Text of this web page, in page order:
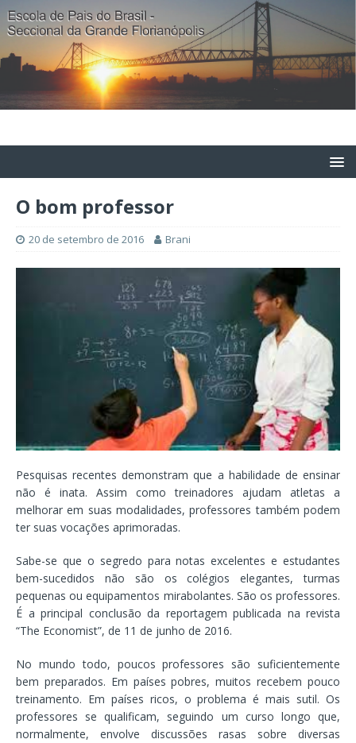
O bom professor
20 de setembro de 2016 Brani
Pesquisas recentes demonstram que a habilidade de ensinar
não é inata. Assim como treinadores ajudam atletas a
melhorar em suas modalidades, professores também podem
ter suas vocações aprimoradas.
Sabe-se que o segredo para notas excelentes e estudantes
bem-sucedidos não são os colégios elegantes, turmas
pequenas ou equipamentos mirabolantes. São os professores.
É a principal conclusão da reportagem publicada na revista
“The Economist”, de 11 de junho de 2016.
No mundo todo, poucos professores são suficientemente
bem preparados. Em países pobres, muitos recebem pouco
treinamento. Em países ricos, o problema é mais sutil. Os
professores se qualificam, seguindo um curso longo que,
normalmente, envolve discussões rasas sobre diversas